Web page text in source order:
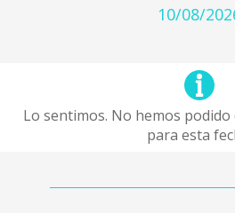
10/08/
Lo sentimos. No hemos
para esta